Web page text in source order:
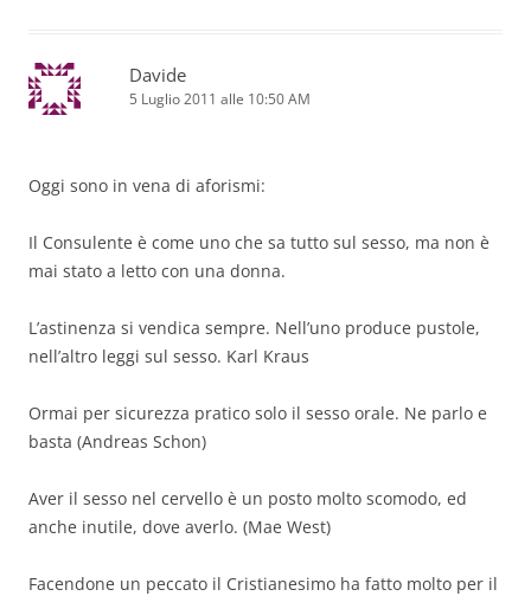
Davide
5 Luglio 2011 alle 10:50 AM
Oggi sono in vena di aforismi:
Il Consulente è come uno che sa tutto sul sesso, ma non è
mai stato a letto con una donna.
L’astinenza si vendica sempre. Nell’uno produce pustole,
nell’altro leggi sul sesso. Karl Kraus
Ormai per sicurezza pratico solo il sesso orale. Ne parlo e
basta (Andreas Schon)
Aver il sesso nel cervello è un posto molto scomodo, ed
anche inutile, dove averlo. (Mae West)
Facendone un peccato il Cristianesimo ha fatto molto per il